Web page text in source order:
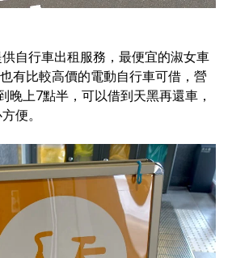
自行車出租服務，最便宜的淑女車
有比較高價的電動自行車可借，營
晚上7點半，可以借到天黑再還車，
便。